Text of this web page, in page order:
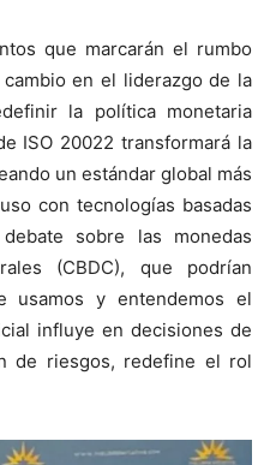
que marcarán el rumbo
en el liderazgo de la
la política monetaria
ISO 20022 transformará la
un estándar global más
con tecnologías basadas
sobre las monedas
(CBDC), que podrían
usamos y entendemos el
influye en decisiones de
de riesgos, redefine el rol